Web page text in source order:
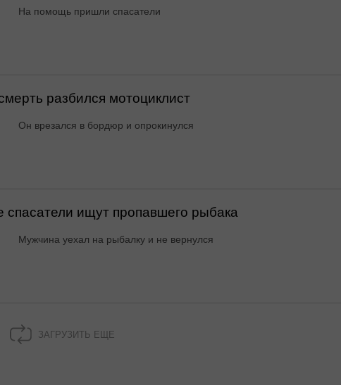
На помощь пришли спасатели
разбился мотоциклист
Он врезался в бордюр и опрокинулся
ищут пропавшего рыбака
Мужчина уехал на рыбалку и не вернулся
ЗАГРУЗИТЬ ЕЩЕ